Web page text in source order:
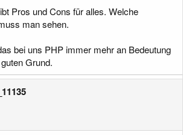
Pros und Cons für alles. Welche
man sehen.
bei uns PHP immer mehr an Bedeutung
Grund.